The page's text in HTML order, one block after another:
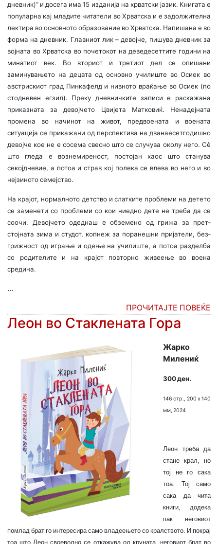
дневник)“ и досега има 15 изданија на хрватски јазик. Книгата е
популарна кај младите читатели во Хрватска и е задолжителна
лектира во основното образование во Хрватска. Напишана е во
форма на дневник. Главниот лик – девојче, пишува дневник за
војната во Хрватска во почетокот на деведесеттите години на
минатиот век. Во вториот и третиот дел се опишани
заминувањето на децата од основно училиште во Осиек во
австрискиот град Пинкафелд и нивното враќање во Осиек (по
стодневен егзил). Преку дневничките записи е раскажана
приказната за девојчето Цвијета Матко­виќ. Ненадејната
промена во начинот на живот, предвоената и воената
ситуација се прикажани од перспектива на дванаесетго­диш­но
девојче кое не е сосема свесно што се случува околу него. Сè
што гледа е вознемиреност, постојан хаос што станува
секојдневие, а потоа и страв кој полека се влева во него и во
нејзиното семејство.
На крајот, нормалното детство и слатките проблеми на детето
се заменети со проблеми со кои ниедно дете не треба да се
соочи. Девојчето одеднаш е обземено од грижа за прет­
стојната зима и студот, копнеж за поранешни пријатели, без­
грижност од играње и одење на училиште, а потоа разделба
со родителите и на крајот повторно живеење во воена
средина.
...
ПРОЧИТАЈТЕ ПОВЕЌЕ
Леон во Стаклената Гора
Жарко
Милениќ
300 ден.
146 стр., 200 х 140
мм, 2024
Леон треба да
стане крал, но
тој не го сака
тоа. Тој само
сака да чита
книги, додека
пак неговиот
помлад брат го интере­сира само владеењето со кралството. И покрај
тоа што Леон своеволно се откажува од круната, неговиот брат во